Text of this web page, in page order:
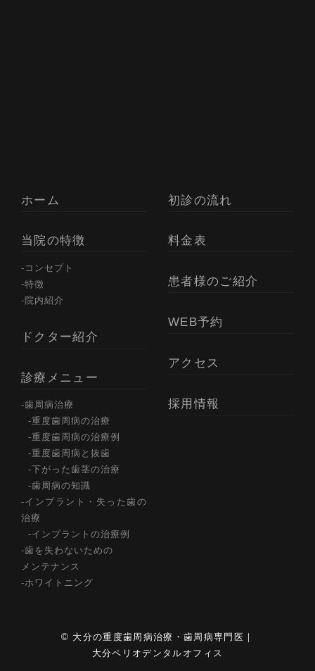
ホーム
当院の特徴
コンセプト
特徴
院内紹介
ドクター紹介
診療メニュー
歯周病治療
重度歯周病の治療
重度歯周病の治療例
重度歯周病と抜歯
下がった歯茎の治療
歯周病の知識
インプラント・失った歯の
治療
インプラントの治療例
歯を失わないための
メンテナンス
ホワイトニング
初診の流れ
料金表
患者様のご紹介
WEB予約
アクセス
採用情報
© 大分の重度歯周病治療・歯周病専門医｜
大分ペリオデンタルオフィス